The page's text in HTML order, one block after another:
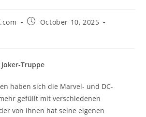
PostOctober 10, 2025
Truppe
haben sich die Marvel- und DC-
gefüllt mit verschiedenen
von ihnen hat seine eigenen